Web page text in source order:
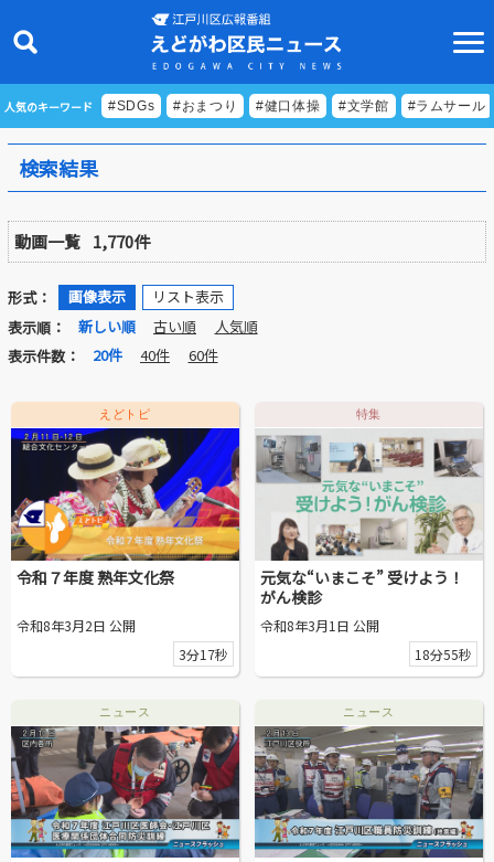
ニュース
特集
ビデオリポート
特別番組
EDOGAWA ATHLETE FILE
えどトピ
区議会だより
#えど推し
江戸川区でともに暮らそう / Living Together in Edogaw
Everyone's SDGs ～17のゴールを目指して～
ふるさと散歩
Others
人気のキーワード #SDGs #おまつり #健口体操 #文学館 #ラムサール
検索結果
動画一覧 1,770件
形式： 画像表示
リスト表示
表示順：
新しい順 古い順
人気順
表示件数：
20件 40件 60件
えどトピ
令和７年度 熟年文化祭
令和8年3月2日 公開
3分17秒
特集
元気な“いまこそ” 受けよう！
がん検診
令和8年3月1日 公開
18分55秒
ニュース ニュース